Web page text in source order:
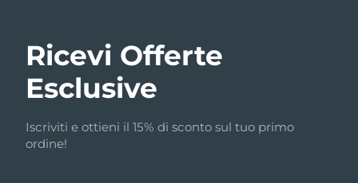
Ricevi Offerte
Esclusive
Iscriviti e ottieni il 15% di sconto sul tuo primo
ordine!